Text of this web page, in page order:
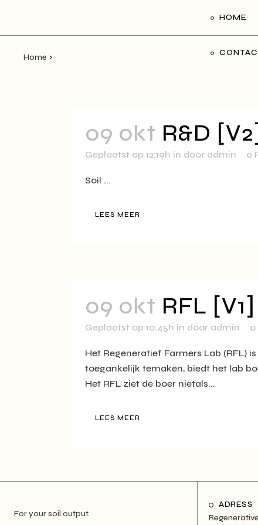
HOME
Home >
09 okt R&D
Geplaatst op 12:19h in door admin 0
Soil ...
LEES MEER
09 okt RFL
Geplaatst op 10:45h in door admin 0
Het Regeneratief Farmers Lab (RFL)
toegankelijk temaken, biedt het lab
Het RFL ziet de boer nietals...
LEES MEER
For your soil output.
ADRESS